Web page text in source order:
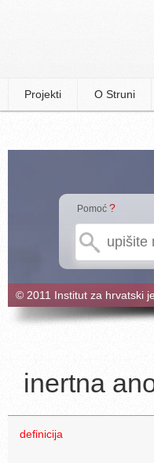
Projekti O Struni
Pomoć ?
© 2011 Institut za hrvatski
inertna
definicija